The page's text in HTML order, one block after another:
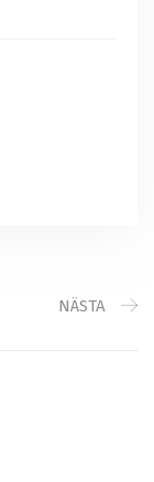
NÄSTA